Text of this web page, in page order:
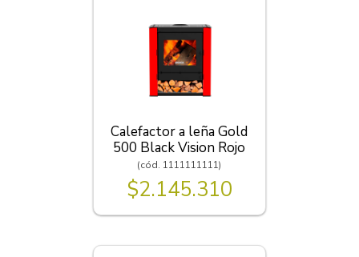
Calefactor a leña Gold
500 Black Vision Rojo
(cód. 1111111111)
$2.145.310